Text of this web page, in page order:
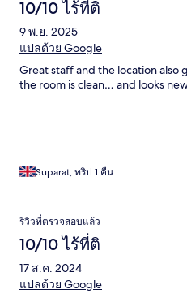
10/10 ไร้ที่ติ
9 พ.ย. 2025
แปลด้วย Google
Great staff and the location also
the room is clean… and looks
Suparat, ทริป 1 คืน
รีวิวที่ตรวจสอบแล้ว
10/10 ไร้ที่ติ
17 ส.ค. 2024
แปลด้วย Google